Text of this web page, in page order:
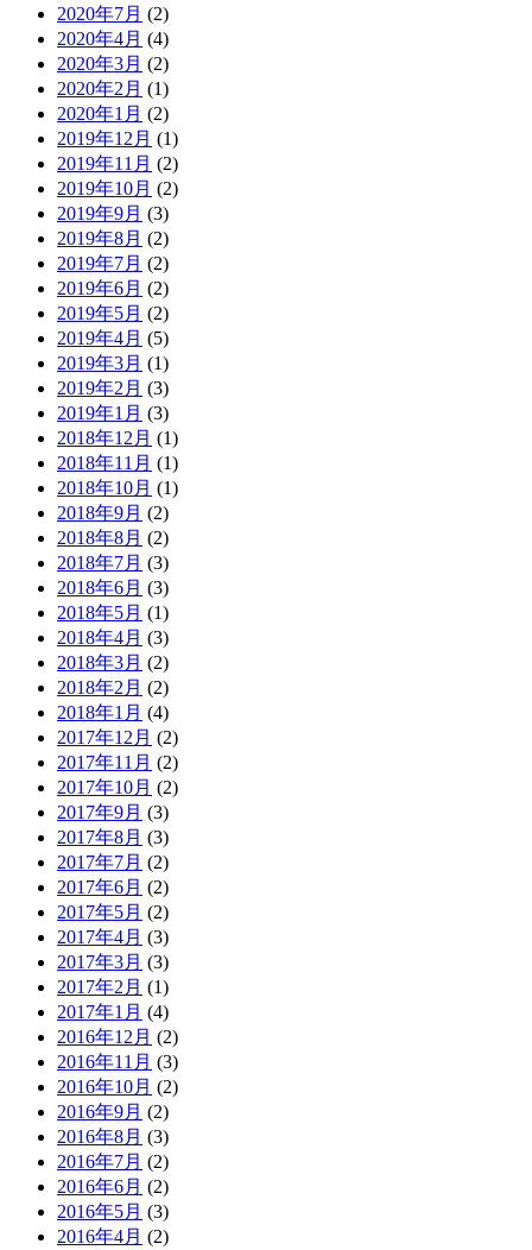
2020年7月 (2)
2020年4月 (4)
2020年3月 (2)
2020年2月 (1)
2020年1月 (2)
2019年12月 (1)
2019年11月 (2)
2019年10月 (2)
2019年9月 (3)
2019年8月 (2)
2019年7月 (2)
2019年6月 (2)
2019年5月 (2)
2019年4月 (5)
2019年3月 (1)
2019年2月 (3)
2019年1月 (3)
2018年12月 (1)
2018年11月 (1)
2018年10月 (1)
2018年9月 (2)
2018年8月 (2)
2018年7月 (3)
2018年6月 (3)
2018年5月 (1)
2018年4月 (3)
2018年3月 (2)
2018年2月 (2)
2018年1月 (4)
2017年12月 (2)
2017年11月 (2)
2017年10月 (2)
2017年9月 (3)
2017年8月 (3)
2017年7月 (2)
2017年6月 (2)
2017年5月 (2)
2017年4月 (3)
2017年3月 (3)
2017年2月 (1)
2017年1月 (4)
2016年12月 (2)
2016年11月 (3)
2016年10月 (2)
2016年9月 (2)
2016年8月 (3)
2016年7月 (2)
2016年6月 (2)
2016年5月 (3)
2016年4月 (2)